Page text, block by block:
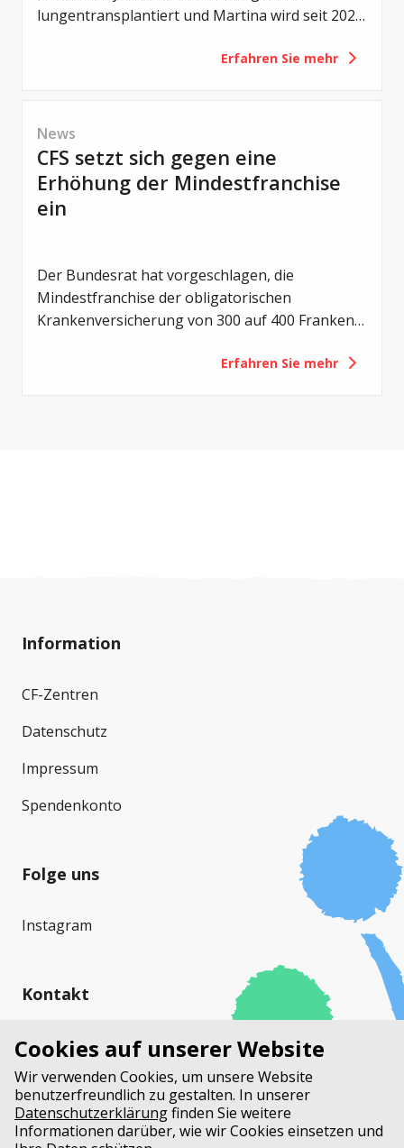
lungentransplantiert und Martina wird seit 2021
Lebenswege – und doch eine gemeinsame
Erfahren Sie mehr
News
CFS setzt sich gegen eine
Erhöhung der Mindestfranchise
ein
Der Bundesrat hat vorgeschlagen, die
Mindestfranchise der obligatorischen
Krankenversicherung von 300 auf 400 Franken
Eigenverantwortung der Versicherten gestärkt
Erfahren Sie mehr
Information
CF-Zentren
Datenschutz
Impressum
Spendenkonto
Folge uns
Instagram
Kontakt
Cystische Fibrose Schweiz (CFS)
Stauffacherstrasse 17a
Postfach
3014 Bern
Cookies auf unserer Website
Wir verwenden Cookies, um unsere Website
benutzerfreundlich zu gestalten. In unserer
Datenschutzerklärungfinden Sie weitere
Informationen darüber, wie wir Cookies einsetzen und